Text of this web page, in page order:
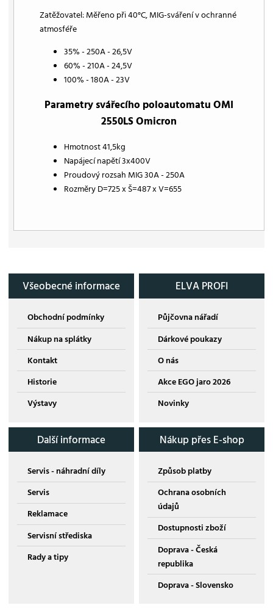
Zatěžovatel: Měřeno při 40°C, MIG-sváření v ochranné
atmosféře
35% - 250A - 26,5V
60% - 210A - 24,5V
100% - 180A - 23V
Parametry svářecího poloautomatu OMI
2550LS Omicron
Hmotnost 41,5kg
Napájecí napětí 3x400V
Proudový rozsah MIG 30A - 250A
Rozměry D=725 x Š=487 x V=655
Všeobecné informace
Obchodní podmínky
Nákup na splátky
Kontakt
Historie
Výstavy
ELVA PROFI
Půjčovna nářadí
Dárkové poukazy
O nás
Akce EGO jaro 2026
Novinky
Další informace
Servis - náhradní díly
Servis
Reklamace
Servisní střediska
Rady a tipy
Nákup přes E-shop
Způsob platby
Ochrana osobních
údajů
Dostupnosti zboží
Doprava - Česká
republika
Doprava - Slovensko